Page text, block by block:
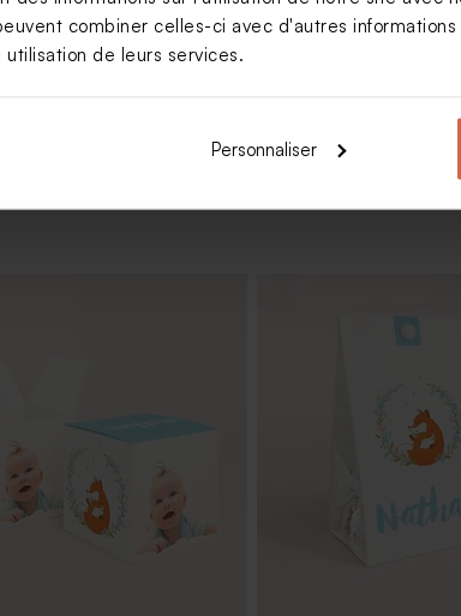
combiner celles-ci avec d'autres informations
de leurs services.
Personnaliser
bleu gris 1 kg (± 240
Savon baptême à